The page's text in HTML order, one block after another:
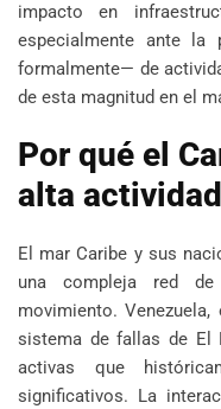
impacto en
especialmente ante la
formalmente— de
de esta magnitud en el
Por qué el
alta
El mar Caribe y sus
una compleja red
movimiento.
sistema de fallas de El
activas que
significativos. La